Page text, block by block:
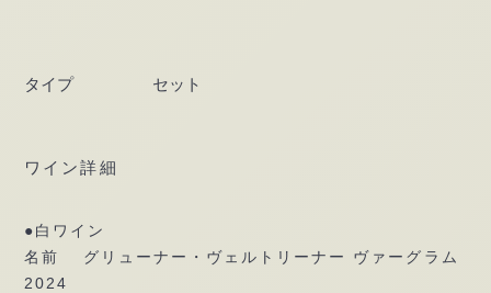
じ
3
Natural
Wine
タイプ セット
ワイン詳細
●白ワイン
名前 グリューナー・ヴェルトリーナー ヴァーグラム
2024